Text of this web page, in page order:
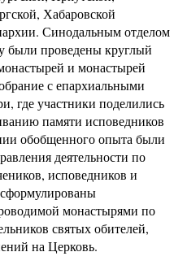
Хабаровской
Синодальным отделом
были проведены круглый
и монастырей
с епархиальными
где участники поделились
памяти исповедников
обобщенного опыта были
деятельности по
исповедников и
монастырями по
святых обителей,
на Церковь.